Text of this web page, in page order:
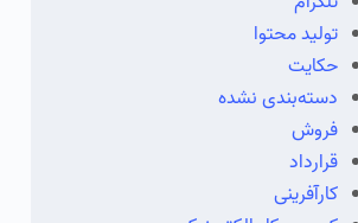
تولید محتوا
حکایت
دسته‌بندی نشده
فروش
قرارداد
کارآفرینی